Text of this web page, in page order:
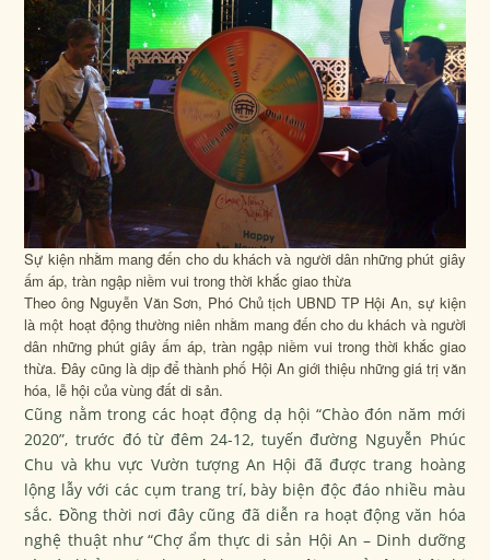
Sự kiện nhằm mang đến cho du khách và người dân những phút giây
ấm áp, tràn ngập niềm vui trong thời khắc giao thừa
Theo ông Nguyễn Văn Sơn, Phó Chủ tịch UBND TP Hội An, sự kiện
là một hoạt động thường niên nhằm mang đến cho du khách và người
dân những phút giây ấm áp, tràn ngập niềm vui trong thời khắc giao
thừa. Đây cũng là dịp để thành phố Hội An giới thiệu những giá trị văn
hóa, lễ hội của vùng đất di sản.
Cũng nằm trong các hoạt động dạ hội “Chào đón năm mới
2020”, trước đó từ đêm 24-12, tuyến đường Nguyễn Phúc
Chu và khu vực Vườn tượng An Hội đã được trang hoàng
lộng lẫy với các cụm trang trí, bày biện độc đáo nhiều màu
sắc. Đồng thời nơi đây cũng đã diễn ra hoạt động văn hóa
nghệ thuật như “Chợ ẩm thực di sản Hội An – Dinh dưỡng